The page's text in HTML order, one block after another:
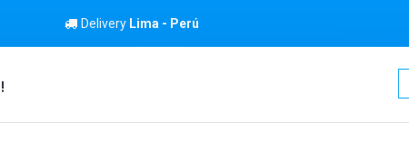
Delivery Lima - Perú